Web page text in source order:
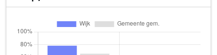
Andrea Haandrikman-Schraets Beeldend Kunstenaar
Geuldersedijk 2 Unit 4.0
De Bosrand Vastgoed B.V.